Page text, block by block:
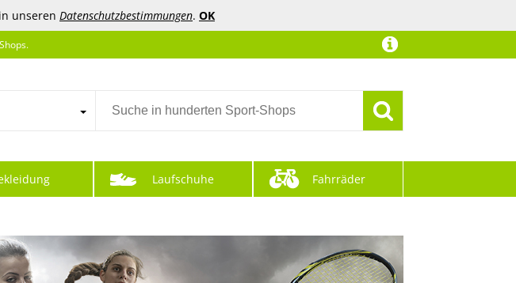
unseren Datenschutzbestimmungen. OK
Laufschuhe Fahrräder